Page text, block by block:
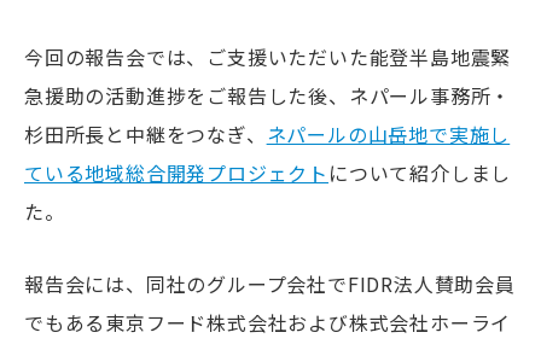
今回の報告会では、ご支援いただいた能登半島地震緊
急援助の活動進捗をご報告した後、ネパール事務所・
杉田所長と中継をつなぎ、 ネパールの山岳地で実施し
ている地域総合開発プロジェクト について紹介しまし
た。
報告会には、同社のグループ会社でFIDR法人賛助会員
でもある東京フード株式会社および株式会社ホーライ